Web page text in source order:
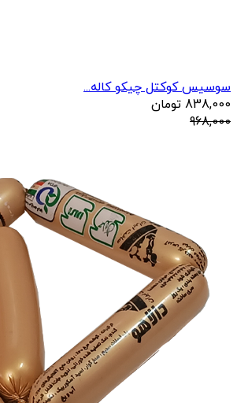
سوسیس کوکتل چیکو کاله...
838,000 تومان
968,000